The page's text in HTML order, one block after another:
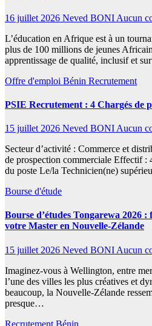
16 juillet 2026 Neved BONI Aucun
L’éducation en Afrique est à un
plus de 100 millions de jeunes
apprentissage de qualité, inclusif et
Offre d'emploi Bénin Recrutement
PSIE Recrutement : 4 Chargés de
15 juillet 2026 Neved BONI Aucun
Secteur d’activité : Commerce et
de prospection commerciale Effectif
du poste Le/la Technicien(ne)
Bourse d'étude
Bourse d’études Tongarewa 2026 :
votre Master en Nouvelle-Zélande
15 juillet 2026 Neved BONI Aucun
Imaginez-vous à Wellington, entre
l’une des villes les plus créatives et
beaucoup, la Nouvelle-Zélande
presque…
Recrutement Bénin